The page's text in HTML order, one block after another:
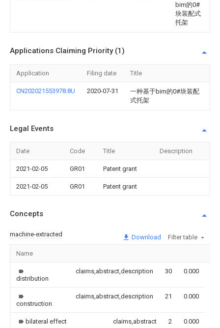
bim的0#
块装配式
托架
Applications Claiming Priority (1)
Application Filing date Title
CN202021553978.8U 2020-07-31
一种基于bim的0#块装配
式托架
Legal Events
Date Code Title Description
2021-02-05 GR01 Patent grant
2021-02-05 GR01 Patent grant
Concepts
machine-extracted Download Filter table
Name
distribution
claims,abstract,description 30 0.000
construction
claims,abstract,description 21 0.000
bilateral effect claims,abstract 2 0.000